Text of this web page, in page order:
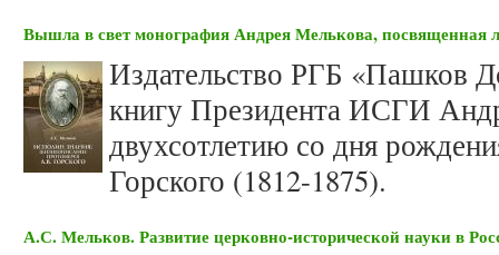
Вышла в свет монография Андрея Мелькова, посвященная
Издательство РГБ «Пашков
книгу Президента ИСГИ
двухсотлетию со дня
Горского (1812-1875).
А.С. Мельков. Развитие церковно-исторической науки в